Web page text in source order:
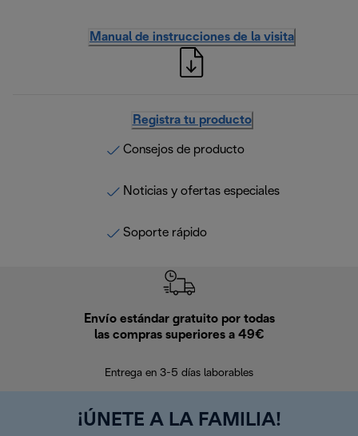
Manual de instrucciones de la visita
Registra tu producto
Consejos de producto
Noticias y ofertas especiales
Soporte rápido
Envío estándar gratuito por todas
las compras superiores a 49€
Entrega en 3-5 días laborables
¡ÚNETE A LA FAMILIA!